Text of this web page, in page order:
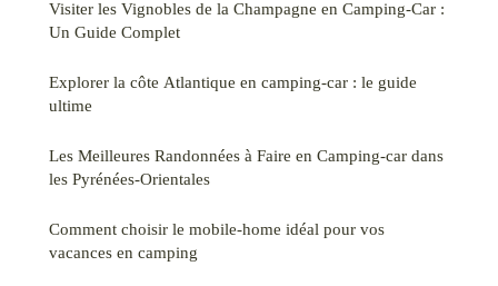
Visiter les Vignobles de la Champagne en Camping-Car :
Un Guide Complet
Explorer la côte Atlantique en camping-car : le guide
ultime
Les Meilleures Randonnées à Faire en Camping-car dans
les Pyrénées-Orientales
Comment choisir le mobile-home idéal pour vos
vacances en camping